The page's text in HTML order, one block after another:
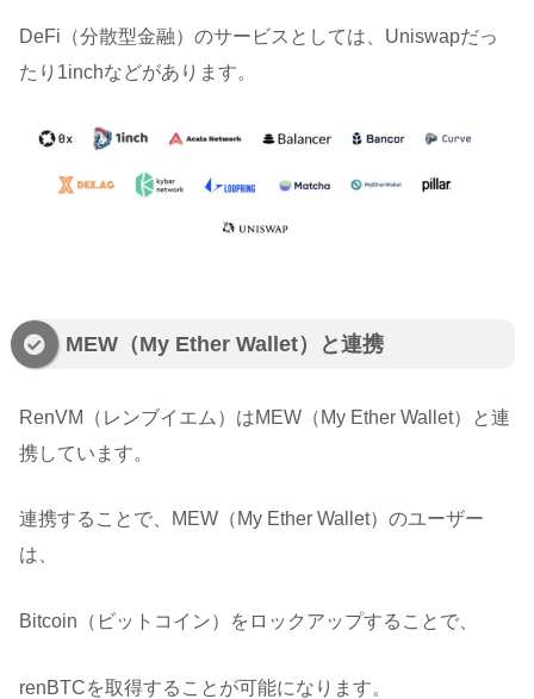
DeFi（分散型金融）のサービスとしては、Uniswapだっ
たり1inchなどがあります。
MEW（My Ether Wallet）と連携
RenVM（レンブイエム）はMEW（My Ether Wallet）と連
携しています。
連携することで、MEW（My Ether Wallet）のユーザー
は、
Bitcoin（ビットコイン）をロックアップすることで、
renBTCを取得することが可能になります。